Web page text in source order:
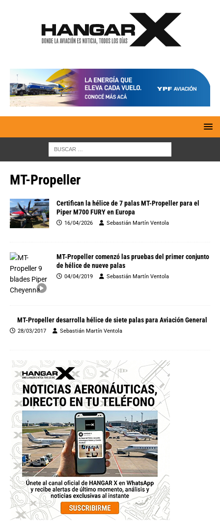
MT-Propeller
Certifican la hélice de 7 palas MT-Propeller para el
Piper M700 FURY en Europa
16/04/2026 Sebastián Martín Ventola
MT-Propeller comenzó las pruebas del primer conjunto
de hélice de nueve palas
04/04/2019 Sebastián Martín Ventola
MT-Propeller desarrolla hélice de siete palas para Aviación General
28/03/2017 Sebastián Martín Ventola